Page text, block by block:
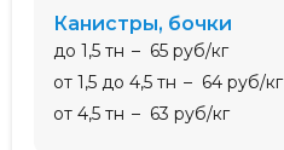
канистры, бочки
до 1,5 тн
65 руб/кг
от 1,5 до 4,5 тн
64 руб/кг
от 4,5 тн
63 руб/кг